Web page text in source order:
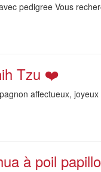
pedigree Vous
Tzu ❤️
affectueux,
à poil